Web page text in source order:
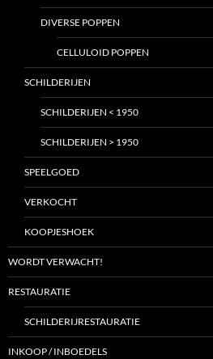
DIVERSE POPPEN
CELLULOID POPPEN
SCHILDERIJEN
SCHILDERIJEN < 1950
SCHILDERIJEN > 1950
SPEELGOED
VERKOCHT
KOOPJESHOEK
WORDT VERWACHT!
RESTAURATIE
SCHILDERIJRESTAURATIE
INKOOP / INBOEDELS